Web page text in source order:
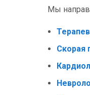
Мы
Скорая